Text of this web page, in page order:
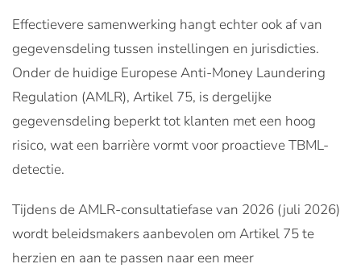
Effectievere samenwerking hangt echter ook af van
gegevensdeling tussen instellingen en jurisdicties.
Onder de huidige Europese Anti-Money Laundering
Regulation (AMLR), Artikel 75, is dergelijke
gegevensdeling beperkt tot klanten met een hoog
risico, wat een barrière vormt voor proactieve TBML-
detectie.
Tijdens de AMLR-consultatiefase van 2026 (juli 2026)
wordt beleidsmakers aanbevolen om Artikel 75 te
herzien en aan te passen naar een meer